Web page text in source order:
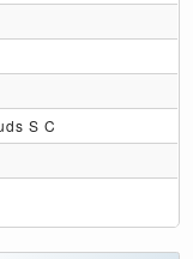
S C